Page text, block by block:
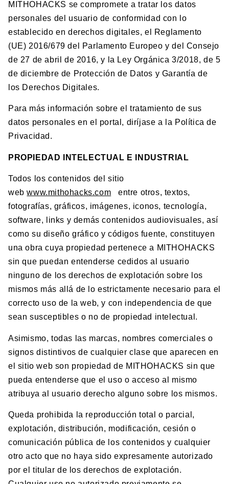
MITHOHACKS se compromete a tratar los datos
personales del usuario de conformidad con lo
establecido en derechos digitales, el Reglamento
(UE) 2016/679 del Parlamento Europeo y del Consejo
de 27 de abril de 2016, y la Ley Orgánica 3/2018, de 5
de diciembre de Protección de Datos y Garantía de
los Derechos Digitales.
Para más información sobre el tratamiento de sus
datos personales en el portal, diríjase a la Política de
Privacidad.
PROPIEDAD INTELECTUAL E INDUSTRIAL
Todos los contenidos del sitio
webwww.mithohacks.com entre otros, textos,
fotografías, gráficos, imágenes, iconos, tecnología,
software, links y demás contenidos audiovisuales, así
como su diseño gráfico y códigos fuente, constituyen
una obra cuya propiedad pertenece a MITHOHACKS
sin que puedan entenderse cedidos al usuario
ninguno de los derechos de explotación sobre los
mismos más allá de lo estrictamente necesario para el
correcto uso de la web, y con independencia de que
sean susceptibles o no de propiedad intelectual.
Asimismo, todas las marcas, nombres comerciales o
signos distintivos de cualquier clase que aparecen en
el sitio web son propiedad de MITHOHACKS sin que
pueda entenderse que el uso o acceso al mismo
atribuya al usuario derecho alguno sobre los mismos.
Queda prohibida la reproducción total o parcial,
explotación, distribución, modificación, cesión o
comunicación pública de los contenidos y cualquier
otro acto que no haya sido expresamente autorizado
por el titular de los derechos de explotación.